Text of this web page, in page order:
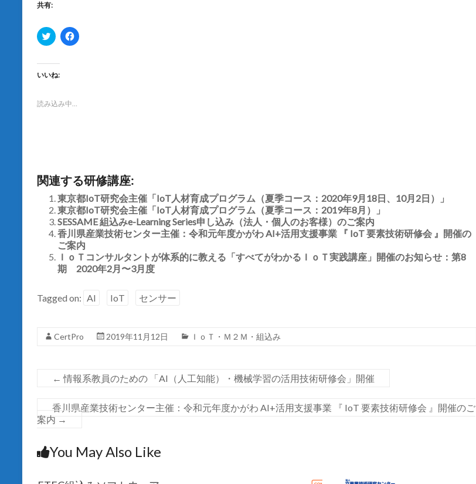
共有:
ク
リ
し
て
T
t
し
い
ウ
ィ
ン
ド
ウ
で
開
ま
す
)
F
a
共
し
て
く
だ
さ
い
(
新
し
い
ウ
ィ
ン
開
)
いいね:
読み込み中…
関連する研修講座:
東京都IoT研究会主催「IoT人材育成プログラム（夏季コース：2020年9月18日、10月2日）」
東京都IoT研究会主催「IoT人材育成プログラム（夏季コース：2019年8月）」
SESSAME 組込みe-Learning Series申し込み（法人・個人のお客様）のご案内
香川県産業技術センター主催：令和元年度かがわ AI+活用支援事業 『 IoT 要素技術研修会 』開催の
ご案内
ＩｏＴコンサルタントが体系的に教える「すべてがわかるＩｏＴ実践講座」開催のお知らせ：第8
期 2020年2月〜3月度
Tagged on: AI IoT センサー
CertPro 2019年11月12日 ＩｏＴ・Ｍ２Ｍ・組込み
← 情報系教員のための 「AI（人工知能）・機械学習の活用技術研修会」開催
香川県産業技術センター主催：令和元年度かがわ AI+活用支援事業 『 IoT 要素技術研修会 』開催のご
案内 →
You May Also Like